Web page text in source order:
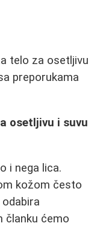
telo za osetljivu
preporukama
osetljivu i suvu
i nega lica.
kožom često
članku ćemo